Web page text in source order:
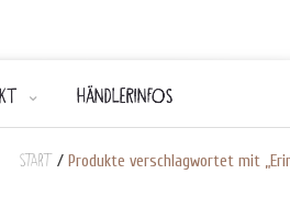
HÄNDLERINFOS
Start / Produkte verschlagwortet mit